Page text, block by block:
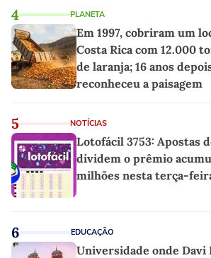
4 PLANETA
Em 1997, cobriram um
Costa Rica com 12.000
de laranja; 16 anos
reconheceu a paisagem
5 NOTÍCIAS
Lotofácil 3753: Apostas
dividem o prêmio
milhões nesta terça-
6 EDUCAÇÃO
Universidade onde Davi